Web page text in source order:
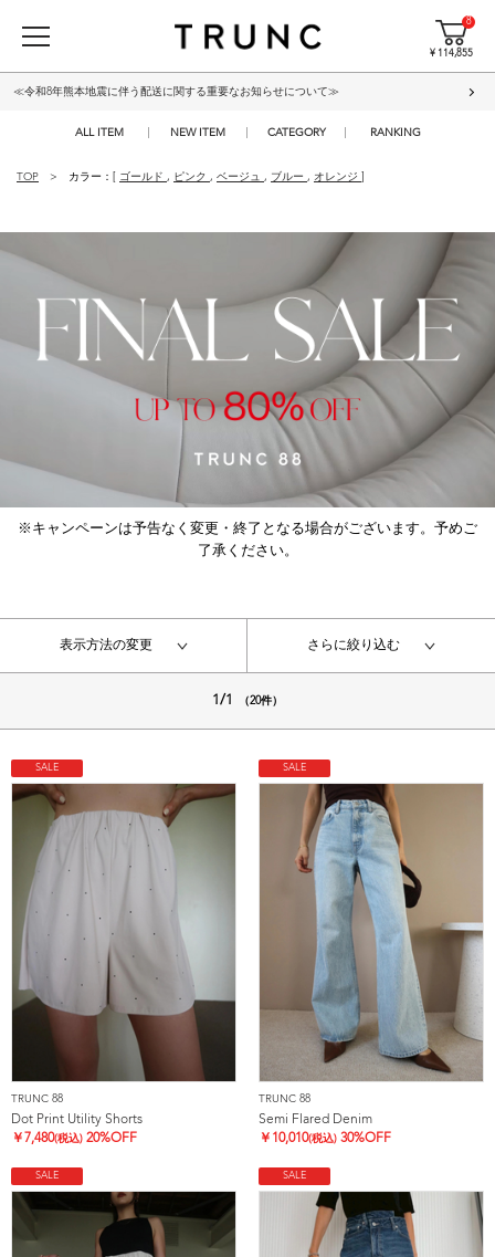
8
¥ 114,855
≪令和8年熊本地震に伴う配送に関する重要なお知らせについて≫
ALL ITEM NEW ITEM CATEGORY RANKING
TOP カラー：[ ゴールド , ピンク , ベージュ , ブルー , オレンジ
※キャンペーンは予告なく変更・終了となる場合がございます。予めご
了承ください。
表示方法の変更 さらに絞り込む
1/1 （20件）
SALE
TRUNC 88
Dot Print Utility Shorts
￥ 7,480(税込) 20%OFF
SALE
TRUNC 88
Semi Flared Denim
￥ 10,010(税込) 30%OFF
SALE SALE